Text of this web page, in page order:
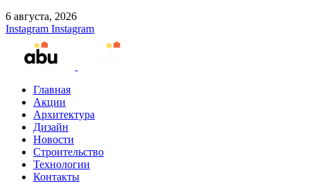
6 августа, 2026
Instagram Instagram
Главная
Акции
Архитектура
Дизайн
Новости
Строительство
Технологии
Контакты